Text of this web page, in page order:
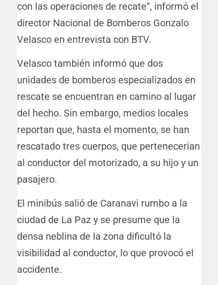
con las operaciones de recate”, informó el
director Nacional de Bomberos Gonzalo
Velasco en entrevista con BTV.
Velasco también informó que dos
unidades de bomberos especializados en
rescate se encuentran en camino al lugar
del hecho. Sin embargo, medios locales
reportan que, hasta el momento, se han
rescatado tres cuerpos, que pertenecerían
al conductor del motorizado, a su hijo y un
pasajero.
El minibús salió de Caranavi rumbo a la
ciudad de La Paz y se presume que la
densa neblina de la zona dificultó la
visibilidad al conductor, lo que provocó el
accidente.